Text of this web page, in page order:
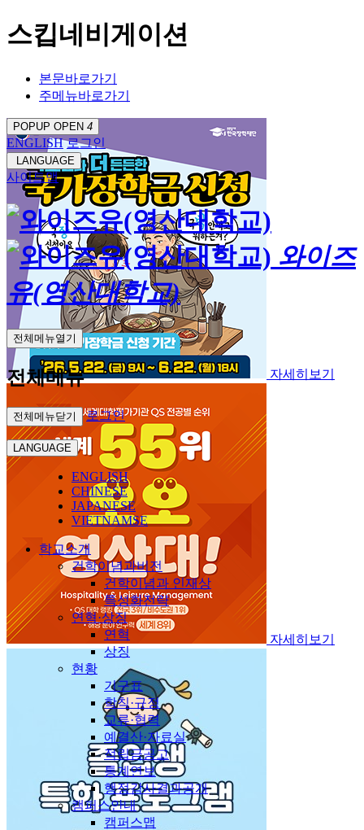
스킵네비게이션
본문바로가기
주메뉴바로가기
자세히보기
자세히보기
POPUP OPEN 4
ENGLISH 로그인
LANGUAGE
사이트맵
와이즈
유(영산대학교)
전체메뉴열기
전체메뉴
전체메뉴닫기 로그인
LANGUAGE
ENGLISH
CHINESE
JAPANESE
VIETNAMSE
학교소개
건학이념과비전
건학이념과 인재상
특성화전략
연혁·상징
연혁
상징
현황
기구표
학칙·규정
교류·협력
예결산·자료실
적립금공고
통계연보
행정감사결과공개
캠퍼스안내
캠퍼스맵